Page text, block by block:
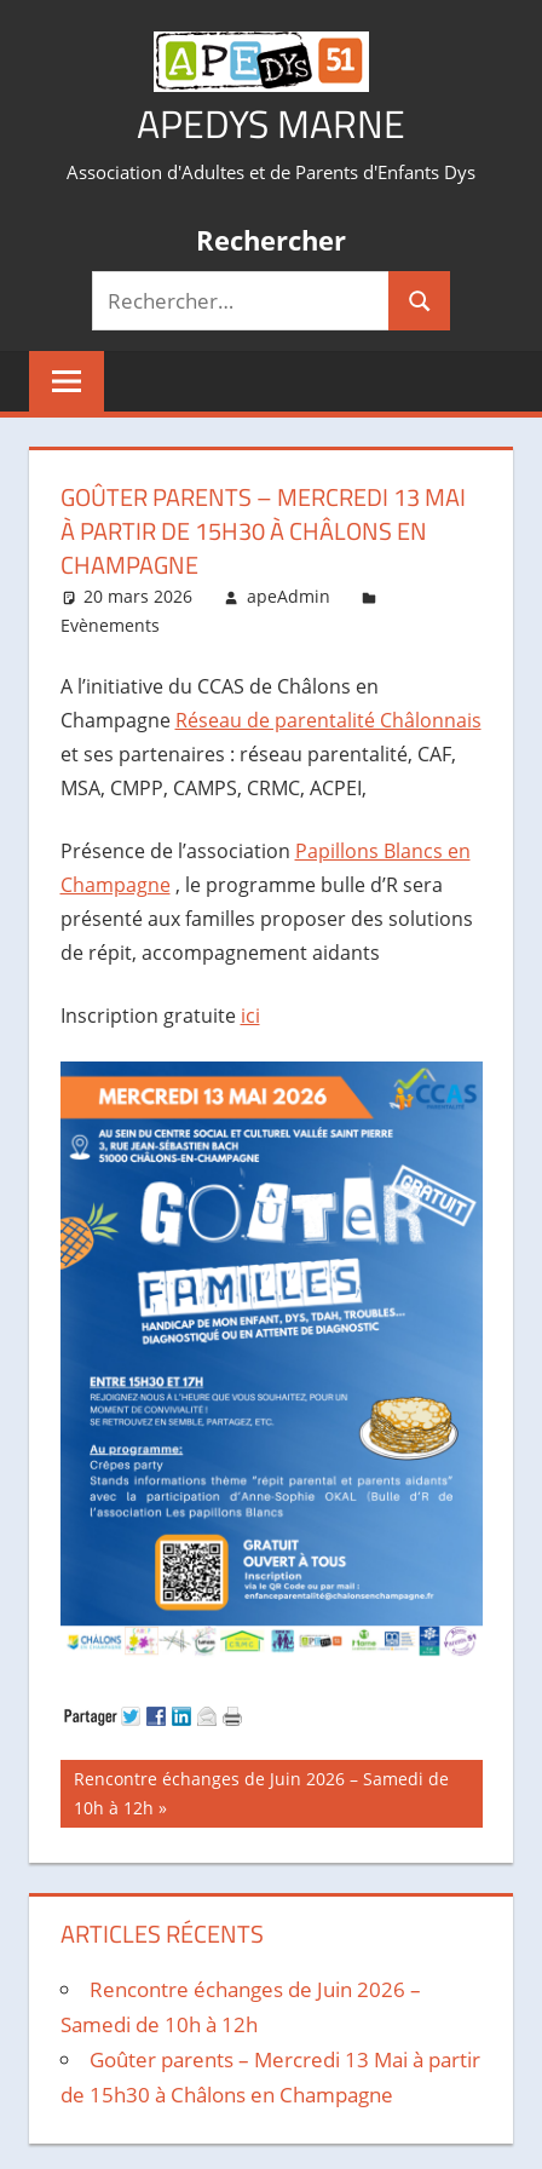
APEDYS MARNE
Association d'Adultes et de Parents d'Enfants Dys
Rechercher
Recherche
pour :
Rechercher
GOÛTER PARENTS – MERCREDI 13 MAI
À PARTIR DE 15H30 À CHÂLONS EN
CHAMPAGNE
20 mars 2026
apeAdmin
Evènements
A l’initiative du CCAS de Châlons en
Champagne Réseau de parentalité Châlonnais
et ses partenaires : réseau parentalité, CAF,
MSA, CMPP, CAMPS, CRMC, ACPEI,
Présence de l’association Papillons Blancs en
Champagne, le programme bulle d’R sera
présenté aux familles proposer des solutions
de répit, accompagnement aidants
Inscription gratuite ici
Navigation
de
l’article
Publication
suivante :
Rencontre échanges de Juin 2026 – Samedi de
10h à 12h
ARTICLES RÉCENTS
Rencontre échanges de Juin 2026 –
Samedi de 10h à 12h
Goûter parents – Mercredi 13 Mai à partir
de 15h30 à Châlons en Champagne